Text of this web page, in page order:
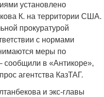
установлено
К. на территории США.
прокуратурой
с нормами
меры по
сообщили в «Антикоре»,
агентства КазТАГ.
и экс-главы